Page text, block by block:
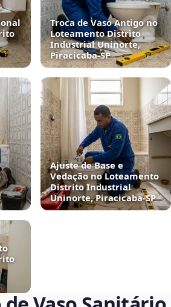
Troca de Vaso Antigo no
Loteamento Distrito
Industrial Uninorte,
Piracicaba‑SP
Ajuste de Base e
Vedação no Loteamento
Distrito Industrial
Uninorte, Piracicaba‑SP